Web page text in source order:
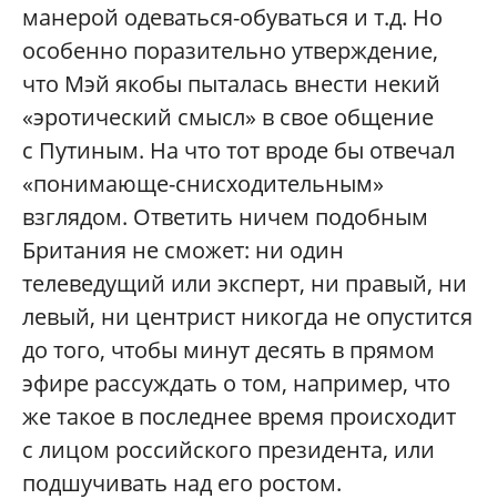
манерой одеваться-обуваться и т.д. Но
особенно поразительно утверждение,
что Мэй якобы пыталась внести некий
«эротический смысл» в свое общение
с Путиным. На что тот вроде бы отвечал
«понимающе-снисходительным»
взглядом. Ответить ничем подобным
Британия не сможет: ни один
телеведущий или эксперт, ни правый, ни
левый, ни центрист никогда не опустится
до того, чтобы минут десять в прямом
эфире рассуждать о том, например, что
же такое в последнее время происходит
с лицом российского президента, или
подшучивать над его ростом.